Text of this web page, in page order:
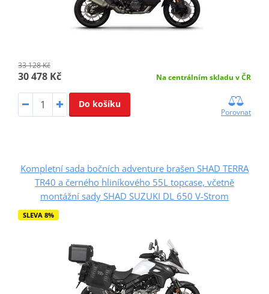
33 128 Kč
30 478 Kč Na centrálním skladu v ČR
Do košíku
Porovnat
Kompletní sada bočních adventure brašen SHAD TERRA
TR40 a černého hliníkového 55L topcase, včetně
montážní sady SHAD SUZUKI DL 650 V-Strom
SLEVA 8%